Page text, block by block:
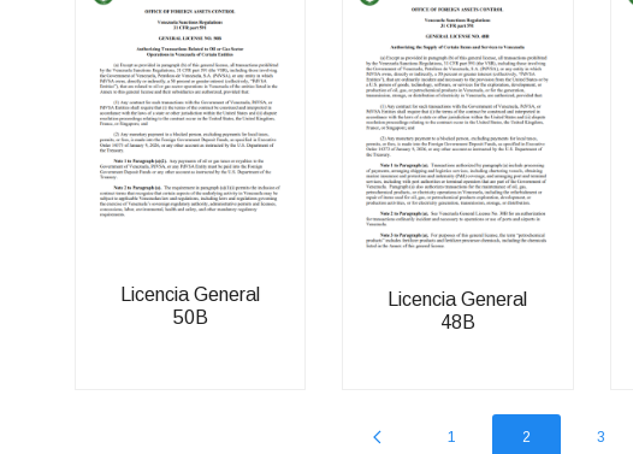
Licencia General
50B
Licencia General
48B
1 2 3